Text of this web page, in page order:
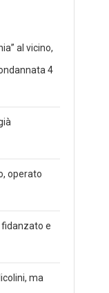
al vicino,
4
operato
fidanzato e
ma